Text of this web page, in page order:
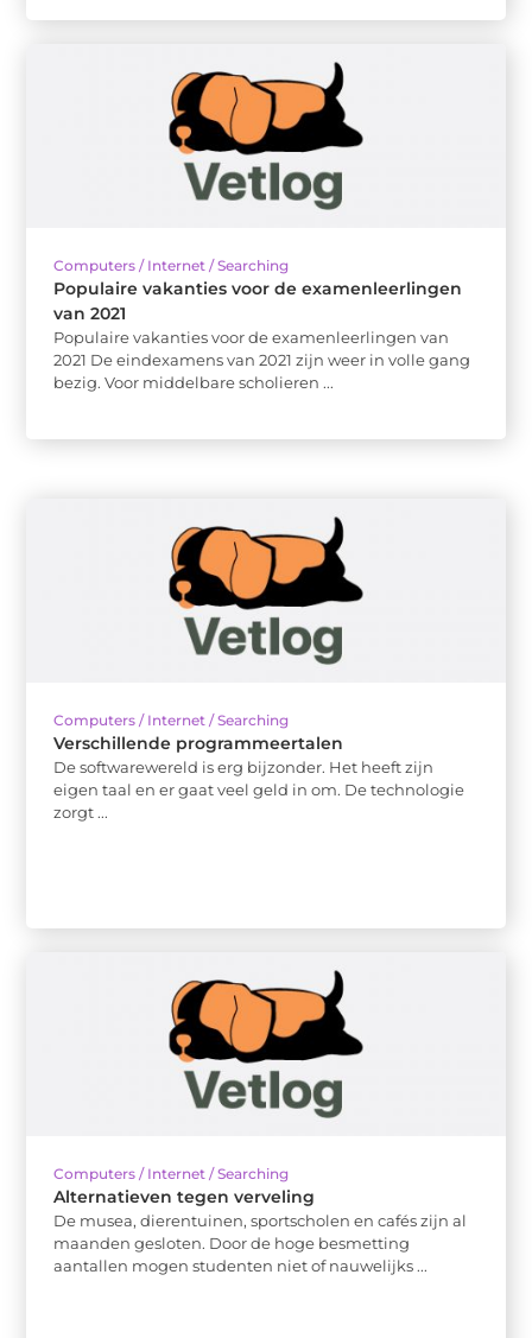
Computers / Internet / Searching
Populaire vakanties voor de examenleerlingen
van 2021
Populaire vakanties voor de examenleerlingen van
2021 De eindexamens van 2021 zijn weer in volle gang
bezig. Voor middelbare scholieren ...
Computers / Internet / Searching
Verschillende programmeertalen
De softwarewereld is erg bijzonder. Het heeft zijn
eigen taal en er gaat veel geld in om. De technologie
zorgt ...
Computers / Internet / Searching
Alternatieven tegen verveling
De musea, dierentuinen, sportscholen en cafés zijn al
maanden gesloten. Door de hoge besmetting
aantallen mogen studenten niet of nauwelijks ...